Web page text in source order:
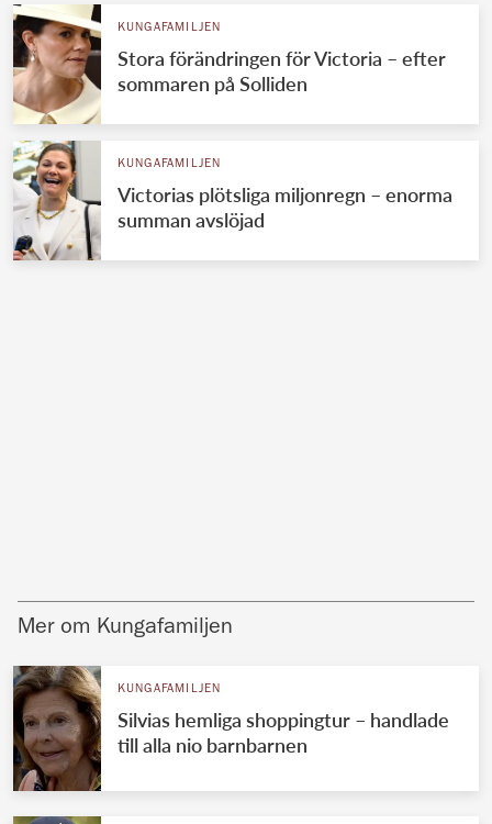
KUNGAFAMILJEN
Stora förändringen för Victoria – efter
sommaren på Solliden
KUNGAFAMILJEN
Victorias plötsliga miljonregn – enorma
summan avslöjad
Mer om Kungafamiljen
KUNGAFAMILJEN
Silvias hemliga shoppingtur – handlade
till alla nio barnbarnen